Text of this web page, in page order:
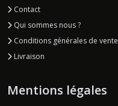
Contact
Qui sommes nous ?
Conditions générales de vente
Livraison
Mentions légales